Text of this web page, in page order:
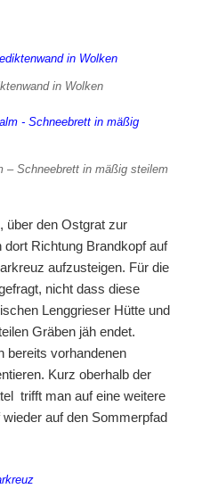
in Wolken
– Schneebrett in mäßig steilem
über den Ostgrat zur
Richtung Brandkopf auf
aufzusteigen. Für die
nicht dass diese
Lenggrieser Hütte und
Gräben jäh endet.
bereits vorhandenen
Kurz oberhalb der
trifft man auf eine weitere
auf den Sommerpfad